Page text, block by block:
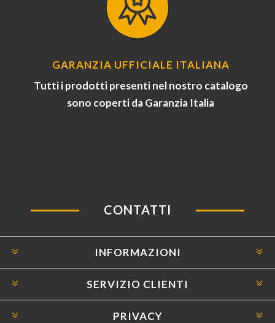
GARANZIA UFFICIALE ITALIANA
Tutti i prodotti presenti nel nostro catalogo
sono coperti da Garanzia Italia
CONTATTI
INFORMAZIONI
SERVIZIO CLIENTI
PRIVACY